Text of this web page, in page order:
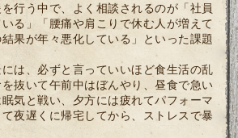
行う中で、よく相談されるのが「社員
る」「腰痛や肩こりで休む人が増えて
果が年々悪化している」といった課題
は、必ずと言っていいほど食生活の乱
抜いて午前中はぼんやり、昼食で急い
気と戦い、夕方には疲れてパフォーマ
夜遅くに帰宅してから、ストレスで暴